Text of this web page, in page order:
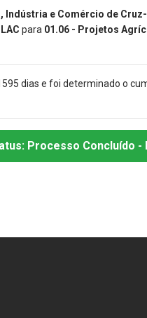
e Comércio de Cruz-
para 01.06 - Projetos
dias e foi determinado o
Processo Concluído -